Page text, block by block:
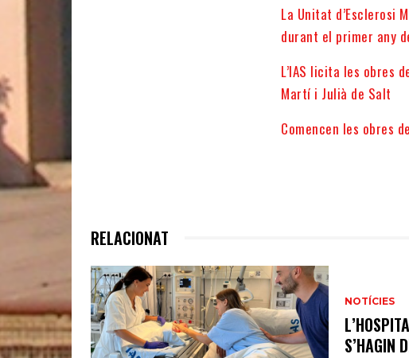
La Unitat d’Esclerosi
durant el primer any
L’IAS licita les obres
Martí i Julià de Salt
Comencen les obres
RELACIONAT
NOTÍCIES
S’HAGIN